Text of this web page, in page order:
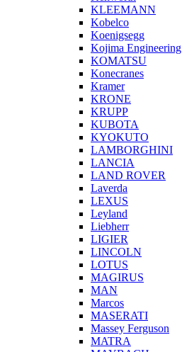
KLEEMANN
Kobelco
Koenigsegg
Kojima Engineering
KOMATSU
Konecranes
Kramer
KRONE
KRUPP
KUBOTA
KYOKUTO
LAMBORGHINI
LANCIA
LAND ROVER
Laverda
LEXUS
Leyland
Liebherr
LIGIER
LINCOLN
LOTUS
MAGIRUS
MAN
Marcos
MASERATI
Massey Ferguson
MATRA